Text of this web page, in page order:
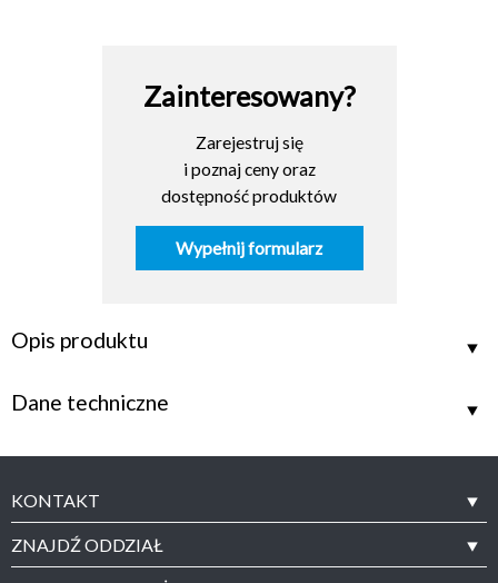
Zainteresowany?
Zarejestruj się
i poznaj ceny oraz
dostępność produktów
Wypełnij formularz
Opis produktu
Dane techniczne
KONTAKT
ZNAJDŹ ODDZIAŁ